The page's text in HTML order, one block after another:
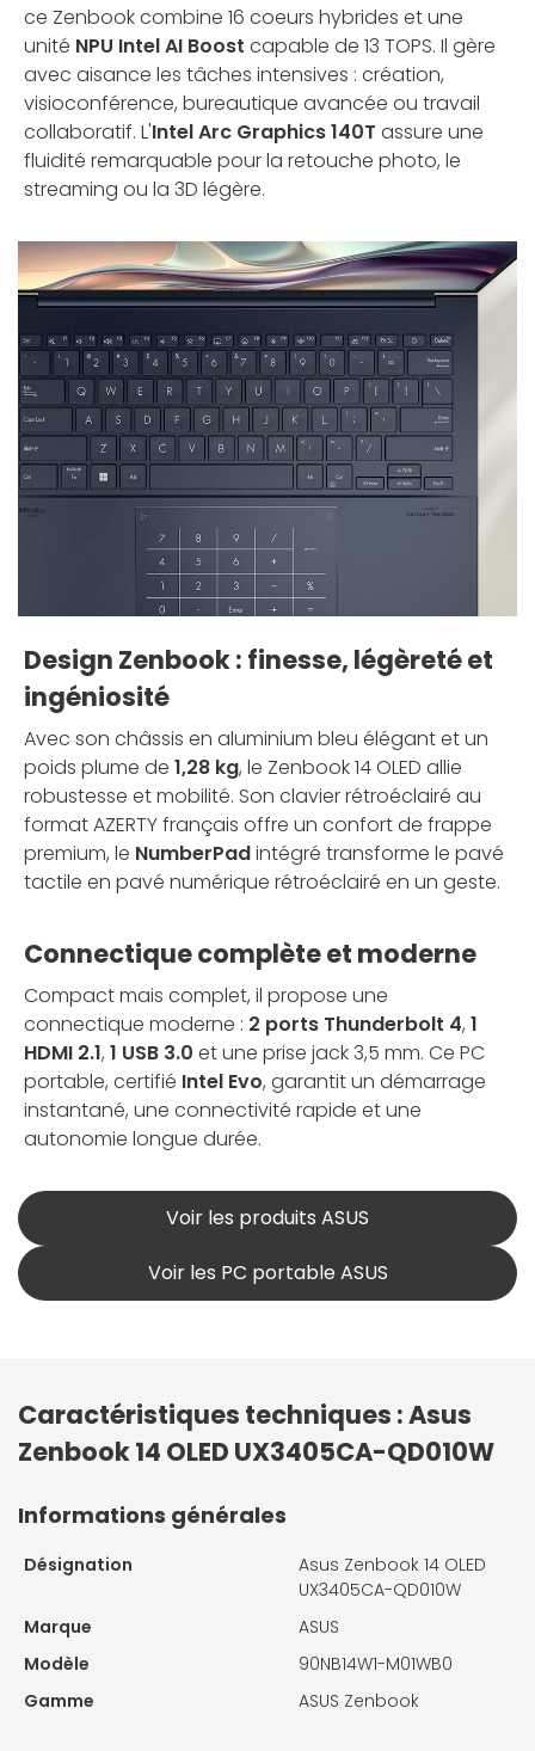
ce Zenbook combine 16 coeurs hybrides et une
unité NPU Intel AI Boost capable de 13 TOPS. Il gère
avec aisance les tâches intensives : création,
visioconférence, bureautique avancée ou travail
collaboratif. L'Intel Arc Graphics 140T assure une
fluidité remarquable pour la retouche photo, le
streaming ou la 3D légère.
Design Zenbook : finesse, légèreté et
ingéniosité
Avec son châssis en aluminium bleu élégant et un
poids plume de 1,28 kg, le Zenbook 14 OLED allie
robustesse et mobilité. Son clavier rétroéclairé au
format AZERTY français offre un confort de frappe
premium, le NumberPadintégré transforme le pavé
tactile en pavé numérique rétroéclairé en un geste.
Connectique complète et moderne
Compact mais complet, il propose une
connectique moderne : 2 ports Thunderbolt 4, 1
HDMI 2.1, 1 USB 3.0 et une prise jack 3,5 mm. Ce PC
portable, certifié Intel Evo, garantit un démarrage
instantané, une connectivité rapide et une
autonomie longue durée.
Voir les produits ASUS
Voir les PC portable ASUS
Caractéristiques techniques : Asus
Zenbook 14 OLED UX3405CA-QD010W
Informations générales
Désignation
Asus Zenbook 14 OLED
UX3405CA-QD010W
Marque
ASUS
Modèle
90NB14W1-M01WB0
Gamme
ASUS Zenbook